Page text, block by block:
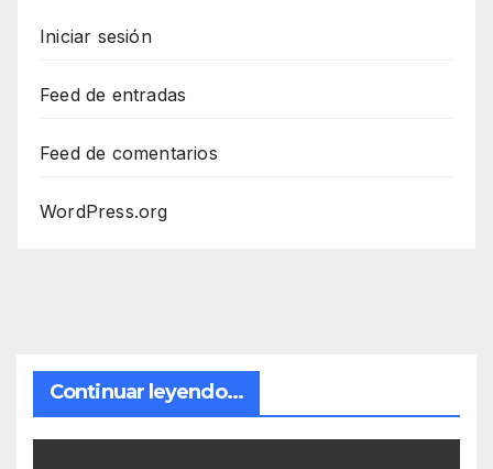
Iniciar sesión
Feed de entradas
Feed de comentarios
WordPress.org
Continuar leyendo...